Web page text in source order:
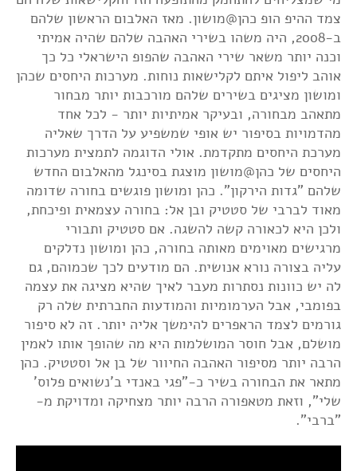
צמד ההיפ הופ כהן@מושון. מאז האלבום הראשון שלהם
ב-2008, היה משהו בשירי האהבה שלהם שהיה אמיתי
וכנה יותר משאר שירי האהבה שהפופ הישראלי כל כך
אוהב ליפול איתם לקלישאות נוחות. מערכות היחסים שכהן
ומושון מציגים בשירים שלהם מורכבות יותר מבחור
מתאהב מבחורה, ובעיקר אמיתיות יותר - לכל אחד
מהדמויות בסיפור יש אופי שמשפיע על הדרך שאליה
מערכת היחסים מתקדמת. אולי הדוגמה לתמצית מערכות
היחסים של כהן@מושון מוצגת בסינגל מהאלבום החדש
שלהם "גדות הירקון". כהן ומושון פוגשים בחורה שדומה
מאוד לברבי של סטטיק ובן אל: בחורה עצמאית ופיכחת,
ולכן היא לכאורה קשה להשגה. אם סטטיק ותבורי
מרגישים מאוימים מאותה בחורה, כהן ומושון נדלקים
עליה בצורה נורא אנושית. הם מודעים לכך שכמוהם, גם
לה יש כוונות נסתרות מעבר לאיך שהיא מציגה את עצמה
בפומבי, אבל הערמומיות והמודעות החברתית שלה רק
גורמים לצמד הראפרים להימשך אליה יותר. זה לא סיפור
מושלם, אבל חוסר המושלמות היא מה שהופך אותו לאמין
הרבה יותר מסיפור האהבה החיוור של בן אל וסטטיק. כהן
מתאר את הבחורה בשיר כ-"פגי באנדי ב'נשואים פלוס'
שלי", וזאת מטאפורה הרבה יותר מצחיקה ומדויקת מ-
"ברבי".